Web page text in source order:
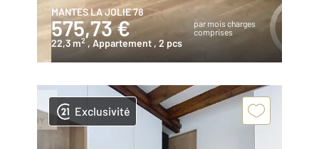
MANTES LA JOLIE 78
575,73 €
par mois charges
comprises
22,3 m2 , Appartement, 2 pcs
Exclusivité